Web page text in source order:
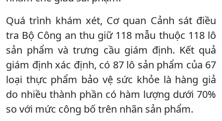
Quá trình khám xét, Cơ quan Cảnh sát điều
tra Bộ Công an thu giữ 118 mẫu thuộc 118 lô
sản phẩm và trưng cầu giám định. Kết quả
giám định xác định, có 87 lô sản phẩm của 67
loại thực phẩm bảo vệ sức khỏe là hàng giả
do nhiều thành phần có hàm lượng dưới 70%
so với mức công bố trên nhãn sản phẩm.